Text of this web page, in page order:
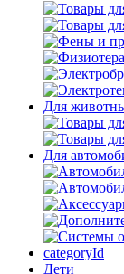
Для
Для
categoryId
Дети